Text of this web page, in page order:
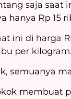
saja saat
hanya Rp 15
ini di harga
per kilogram.
semuanya
membuat